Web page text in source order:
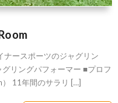
ナースポーツのジャグリン
リングパフォーマー ■プロフ
） 11年間のサラリ […]